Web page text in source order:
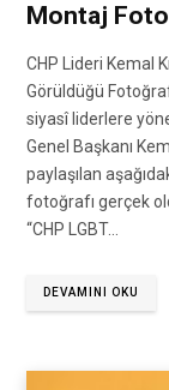
Montaj
CHP Lideri Kemal
Görüldüğü
siyasî liderlere
Genel Başkanı
paylaşılan
fotoğrafı gerçek
“CHP LGBT…
DEVAMINI OKU